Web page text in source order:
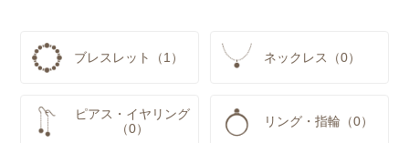
ブレスレット（1） ネックレス（0）
ピアス・イヤリング
（0）
リング・指輪（0）